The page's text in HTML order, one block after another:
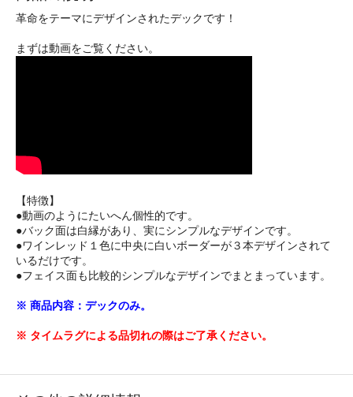
革命をテーマにデザインされたデックです！
まずは動画をご覧ください。
【特徴】
●動画のようにたいへん個性的です。
●バック面は白縁があり、実にシンプルなデザインです。
●ワインレッド１色に中央に白いボーダーが３本デザインされて
いるだけです。
●フェイス面も比較的シンプルなデザインでまとまっています。
※ 商品内容：デックのみ。
※ タイムラグによる品切れの際はご了承ください。